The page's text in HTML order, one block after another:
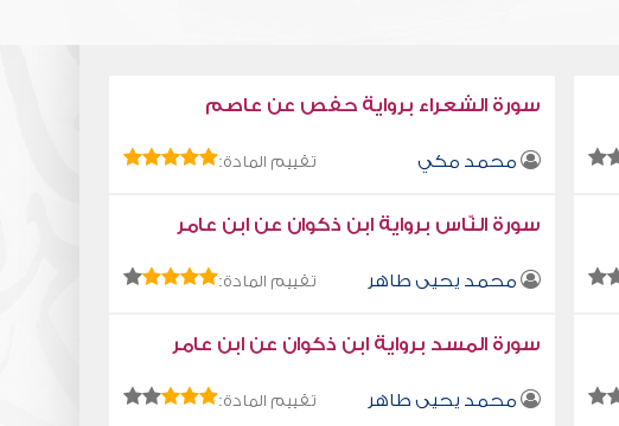
سورة الشعراء برواية حفص عن عاصم
محمد مكي تقييم المادة:
سورة النّاس برواية ابن ذكوان عن ابن عامر
محمد يحيى طاهر تقييم المادة:
سورة المسد برواية ابن ذكوان عن ابن عامر
محمد يحيى طاهر تقييم المادة: